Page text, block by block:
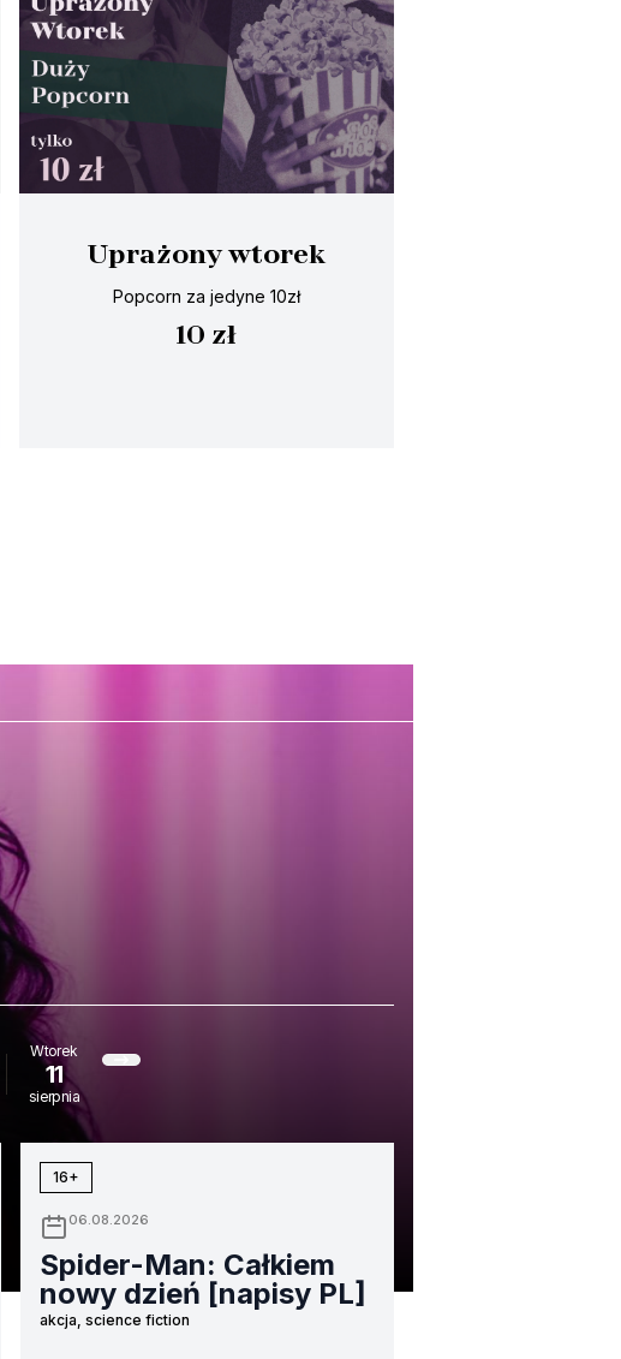
Uprażony wtorek
Popcorn za jedyne 10zł
10 zł
Wtorek
11
sierpnia
Środa
12
16+
06.08.2026
Spider-Man: Całkiem
nowy dzień [napisy PL]
akcja, science fiction